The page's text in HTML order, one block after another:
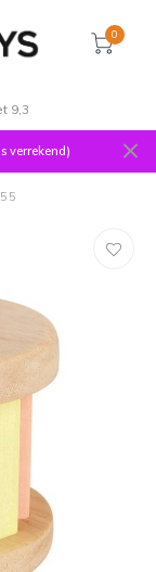
0
9,3
verrekend)